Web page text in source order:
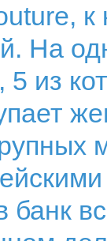
к
На
из
банк